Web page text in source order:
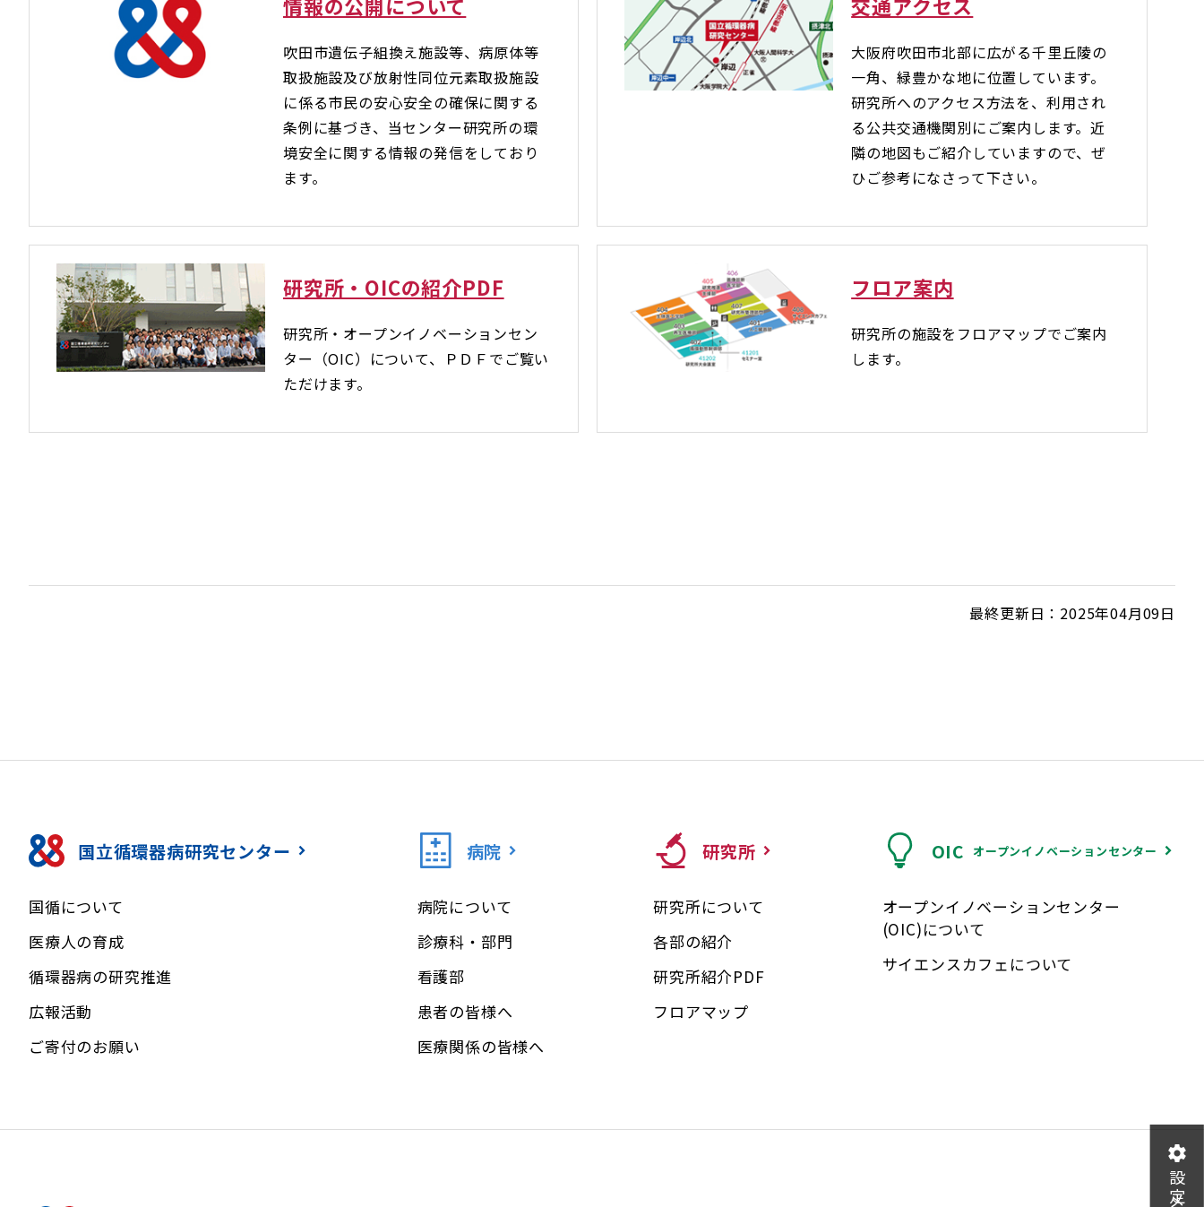
吹田市遺伝子組換え施設等、病原体等
取扱施設及び放射性同位元素取扱施設
に係る市民の安心安全の確保に関する
条例に基づき、当センター研究所の環
境安全に関する情報の発信をしており
ます。
大阪府吹田市北部に広がる千里丘陵の
一角、緑豊かな地に位置しています。
研究所へのアクセス方法を、利用され
る公共交通機関別にご案内します。近
隣の地図もご紹介していますので、ぜ
ひご参考になさって下さい。
研究所・OICの紹介PDF
研究所・オープンイノベーションセン
ター（OIC）について、ＰＤＦでご覧い
ただけます。
フロア案内
研究所の施設をフロアマップでご案内
します。
最終更新日：2025年04月09日
国立循環器病研究センター
国循について
医療人の育成
循環器病の研究推進
広報活動
ご寄付のお願い
病院
病院について
診療科・部門
看護部
患者の皆様へ
医療関係の皆様へ
研究所
研究所について
各部の紹介
研究所紹介PDF
フロアマップ
OIC オープンイノベーションセンター
オープンイノベーションセンター
(OIC)について
サイエンスカフェについて